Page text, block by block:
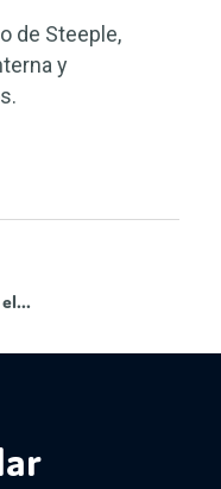
de Steeple,
y